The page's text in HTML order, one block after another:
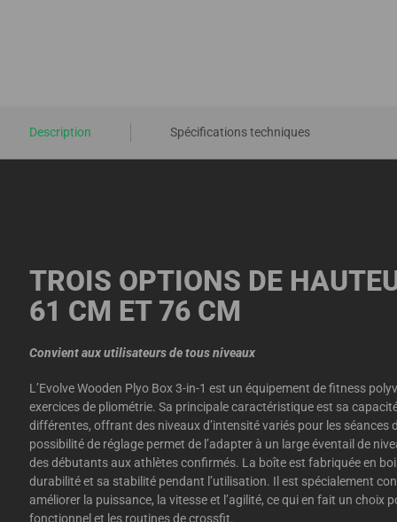
Description Spécifications techniques
TROIS OPTIONS DE
61 CM ET 76 CM
Convient aux utilisateurs de tous niveaux
L’Evolve Wooden Plyo Box 3-in-1 est un équipement de fitness
exercices de pliométrie. Sa principale caractéristique est sa
différentes, offrant des niveaux d’intensité variés pour les séances
possibilité de réglage permet de l’adapter à un large éventail de
des débutants aux athlètes confirmés. La boîte est fabriquée en
durabilité et sa stabilité pendant l’utilisation. Il est spécialement
améliorer la puissance, la vitesse et l’agilité, ce qui en fait un choix
fonctionnel et les routines de crossfit.